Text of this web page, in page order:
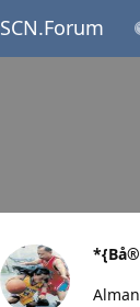
SCN.Forum